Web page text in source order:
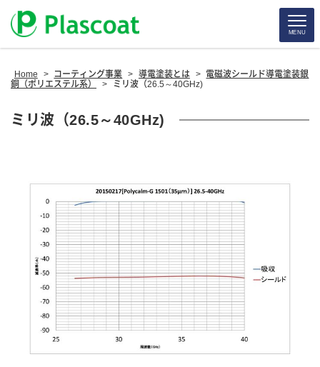
MENU
Home > コーティング事業 > 導電塗装とは > 電磁波シールド導電塗装銀
銅（ポリエステル系）
> ミリ波（26.5～40GHz)
ミリ波（26.5～40GHz)